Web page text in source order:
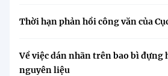
Thời hạn phản hồi công văn của
Về việc dán nhãn trên bao bì đựng
nguyên liệu